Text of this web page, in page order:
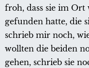
froh, dass sie im
gefunden hatte, die
schrieb mir noch,
wollten die beiden
gehen, schrieb sie